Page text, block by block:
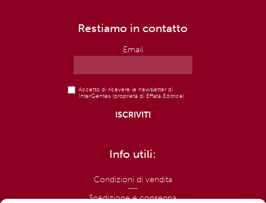
Restiamo in contatto
Email
Accetto di ricevere le newsletter di
InterGentes (proprietà di Effatà Editrice)
Info utili:
Condizioni di vendita
Spedizione e consegna